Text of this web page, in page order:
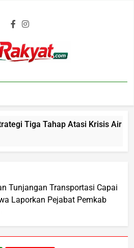
Tiga Tahap Atasi Krisis Air
Tunjangan Transportasi Capai
Laporkan Pejabat Pemkab